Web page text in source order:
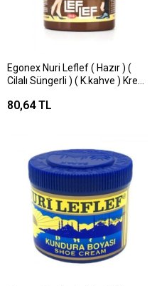
Egonex Nuri Leflef ( Hazır ) (
Cilalı Süngerli ) ( K.kahve ) Krem
80,64 TL